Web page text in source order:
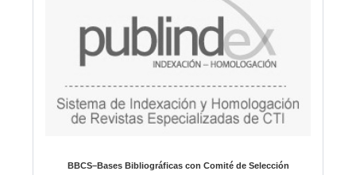
BBCS–Bases Bibliográficas con Comité de Selección